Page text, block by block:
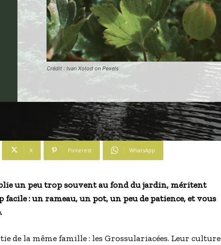
Crédit : Ivan Xolod on Pexels
X Pinterest WhatsApp
un peu trop souvent au fond du jardin, méritent
facile : un rameau, un pot, un peu de patience, et vous
de la même famille : les Grossulariacées. Leur culture